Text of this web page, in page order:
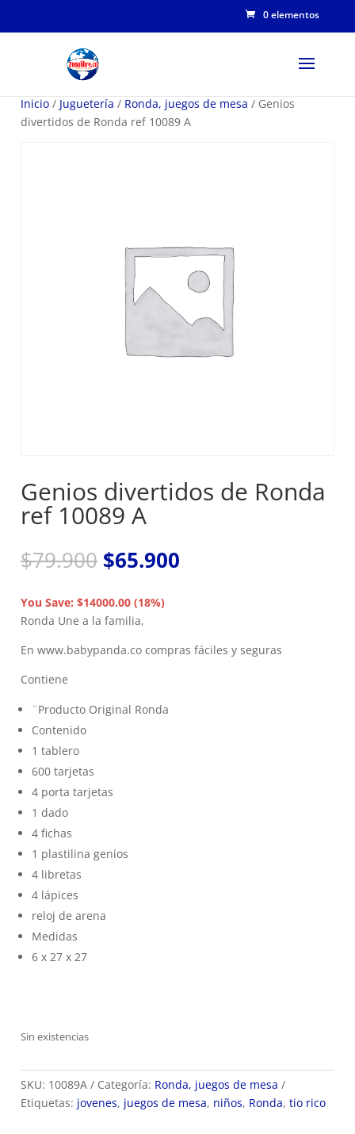
0 elementos
Inicio / Juguetería / Ronda, juegos de mesa / Genios
divertidos de Ronda ref 10089 A
Genios divertidos de Ronda
ref 10089 A
$79.900 El
precio
original
era:
$79.900.
$65.900
You Save: $14000.00 (18%)
Ronda Une a la familia,
En www.babypanda.co compras fáciles y seguras
Contiene
¨Producto Original Ronda
Contenido
1 tablero
600 tarjetas
4 porta tarjetas
1 dado
4 fichas
1 plastilina genios
4 libretas
4 lápices
reloj de arena
Medidas
6 x 27 x 27
Sin existencias
SKU: 10089A Categoría: Ronda, juegos de mesa
Etiquetas: jovenes, juegos de mesa, niños, Ronda, tio rico